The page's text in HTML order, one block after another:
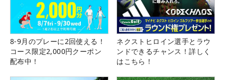
8-9月のプレーに2回使える！
コース限定2,000円クーポン
配布中！
ネクストヒロイン選手とラウ
ンドできるチャンス！詳しく
はこちら！